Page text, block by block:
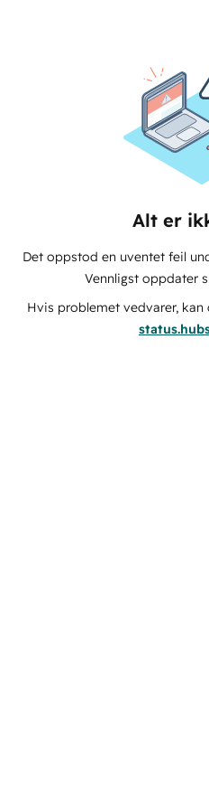
Alt er
Det oppstod en uventet feil
Vennligst oppdater
Hvis problemet vedvarer,